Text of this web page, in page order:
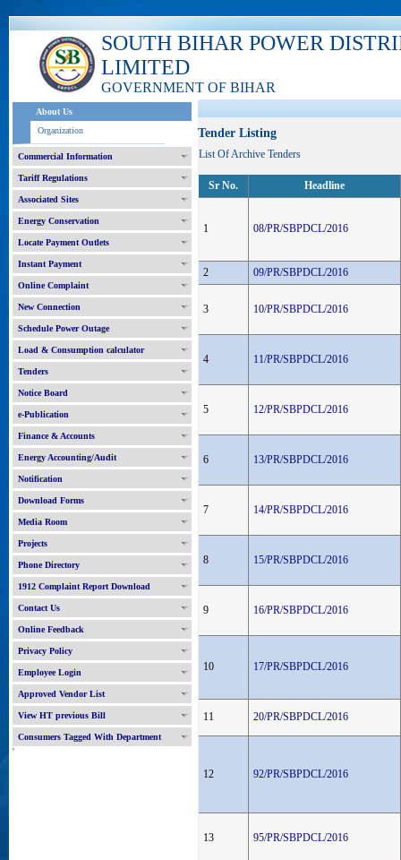
SOUTH BIHAR POWER
LIMITED
GOVERNMENT OF BIHAR
About Us
Organization
Commercial Information
Tariff Regulations
Associated Sites
Energy Conservation
Locate Payment Outlets
Instant Payment
Online Complaint
New Connection
Schedule Power Outage
Load & Consumption calculator
Tenders
Notice Board
e-Publication
Finance & Accounts
Energy Accounting/Audit
Notification
Download Forms
Media Room
Projects
Phone Directory
1912 Complaint Report Download
Contact Us
Online Feedback
Privacy Policy
Employee Login
Approved Vendor List
View HT previous Bill
Consumers Tagged With Department
'
Tender Listing
List Of Archive Tenders
Sr No. Headline
1 08/PR/SBPDCL/2016
2 09/PR/SBPDCL/2016
3 10/PR/SBPDCL/2016
4 11/PR/SBPDCL/2016
5 12/PR/SBPDCL/2016
6 13/PR/SBPDCL/2016
7 14/PR/SBPDCL/2016
8 15/PR/SBPDCL/2016
9 16/PR/SBPDCL/2016
10 17/PR/SBPDCL/2016
11 20/PR/SBPDCL/2016
12 92/PR/SBPDCL/2016
13 95/PR/SBPDCL/2016